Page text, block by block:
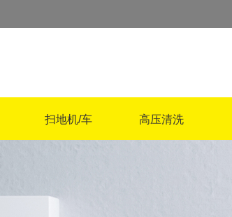
扫地机/车 高压清洗